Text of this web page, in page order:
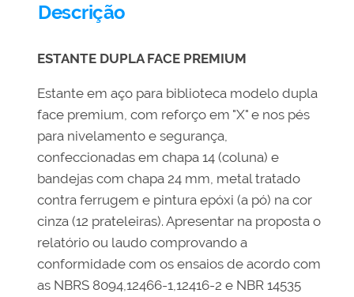
Descrição
ESTANTE DUPLA FACE PREMIUM
Estante em aço para biblioteca modelo dupla
face premium, com reforço em "X" e nos pés
para nivelamento e segurança,
confeccionadas em chapa 14 (coluna) e
bandejas com chapa 24 mm, metal tratado
contra ferrugem e pintura epóxi (a pó) na cor
cinza (12 prateleiras). Apresentar na proposta o
relatório ou laudo comprovando a
conformidade com os ensaios de acordo com
as NBRS 8094,12466-1,12416-2 e NBR 14535